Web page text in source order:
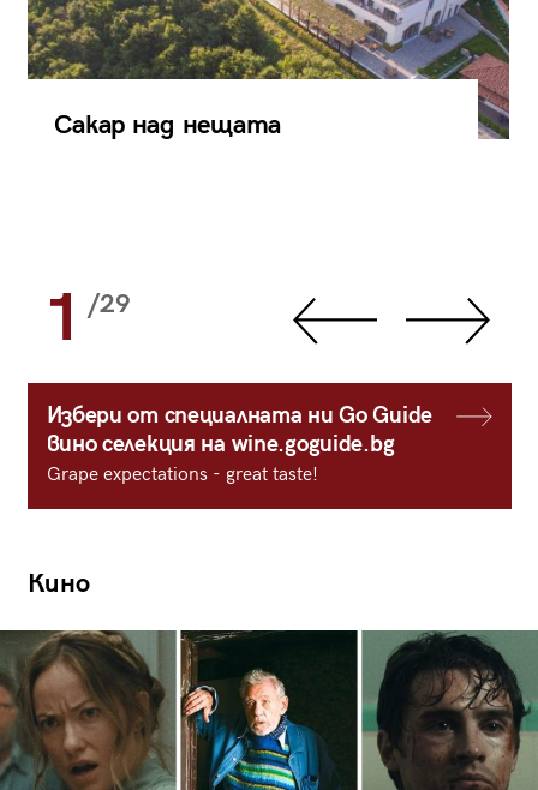
Сакар над нещата
1 /29
Избери от специалната ни Go Guide
вино селекция на wine.goguide.bg
Grape expectations - great taste!
Кино